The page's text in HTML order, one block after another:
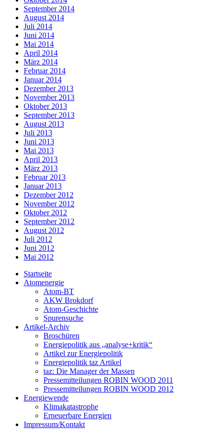
September 2014
August 2014
Juli 2014
Juni 2014
Mai 2014
April 2014
März 2014
Februar 2014
Januar 2014
Dezember 2013
November 2013
Oktober 2013
September 2013
August 2013
Juli 2013
Juni 2013
Mai 2013
April 2013
März 2013
Februar 2013
Januar 2013
Dezember 2012
November 2012
Oktober 2012
September 2012
August 2012
Juli 2012
Juni 2012
Mai 2012
Startseite
Atomenergie
Atom-BT
AKW Brokdorf
Atom-Geschichte
Spurensuche
Artikel-Archiv
Broschüren
Energiepolitik aus „analyse+kritik“
Artikel zur Energiepolitik
Energiepolitik taz Artikel
taz: Die Manager der Massen
Pressemitteilungen ROBIN WOOD 2011
Pressemitteilungen ROBIN WOOD 2012
Energiewende
Klimakatastrophe
Erneuerbare Energien
Impressum/Kontakt